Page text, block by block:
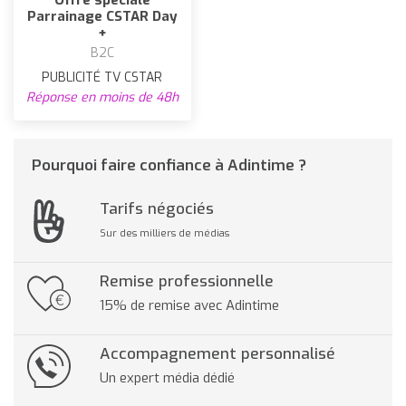
Parrainage CSTAR Day
+
B2C
PUBLICITÉ TV CSTAR
Réponse en moins de 48h
Pourquoi faire confiance à Adintime ?
Tarifs négociés
Sur des milliers de médias
Remise professionnelle
15% de remise avec Adintime
Accompagnement personnalisé
Un expert média dédié